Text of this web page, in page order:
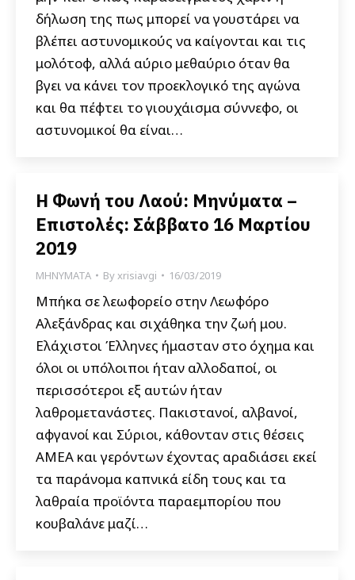
δήλωση της πως μπορεί να γουστάρει να
βλέπει αστυνομικούς να καίγονται και τις
μολότοφ, αλλά αύριο μεθαύριο όταν θα
βγει να κάνει τον προεκλογικό της αγώνα
και θα πέφτει το γιουχάισμα σύννεφο, οι
αστυνομικοί θα είναι…
Η Φωνή του Λαού: Μηνύματα –
Επιστολές: Σάββατο 16 Μαρτίου
2019
ΜΗΝΥΜΑΤΑ Byxrisiavgi 16/03/2019
Μπήκα σε λεωφορείο στην Λεωφόρο
Αλεξάνδρας και σιχάθηκα την ζωή μου.
Ελάχιστοι Έλληνες ήμασταν στο όχημα και
όλοι οι υπόλοιποι ήταν αλλοδαποί, οι
περισσότεροι εξ αυτών ήταν
λαθρομετανάστες. Πακιστανοί, αλβανοί,
αφγανοί και Σύριοι, κάθονταν στις θέσεις
ΑΜΕΑ και γερόντων έχοντας αραδιάσει εκεί
τα παράνομα καπνικά είδη τους και τα
λαθραία προϊόντα παραεμπορίου που
κουβαλάνε μαζί…